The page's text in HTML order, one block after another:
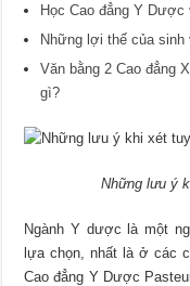
Học Cao đẳng Y
Những lợi thế của
Văn bằng 2 Cao đẳng
gì?
Những lưu ý
Ngành Y dược là một
lựa chọn, nhất là ở các
Cao đẳng Y Dược